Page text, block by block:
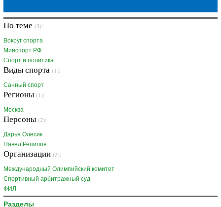
По теме (3):
Вокруг спорта
Минспорт РФ
Спорт и политика
Виды спорта (1):
Санный спорт
Регионы (1):
Москва
Персоны (2):
Дарья Олесик
Павел Репилов
Организации (3):
Международный Олимпийский комитет
Спортивный арбитражный суд
ФИЛ
Разделы